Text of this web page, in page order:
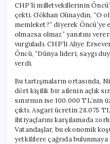
CHP’li milletvekillerinin
çekti. Gökhan Günaydın, “O
memleket?” diyerek Öncü’ye
olmazsa olmaz” yanıtını
vurguladı. CHP’li Aliye
Öncü, “Dünya lideri, saygı
verdi.
Bu tartışmaların ortasında,
dört kişilik bir ailenin açlık
sınırının ise 100.000
çıktı. Asgari ücretin 28.075
ihtiyaçlarını karşılamada
Vatandaşlar, bu ekonomik
yetkililere çağrıda bulunmaya